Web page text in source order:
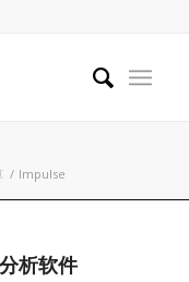
/ Impulse
析软件